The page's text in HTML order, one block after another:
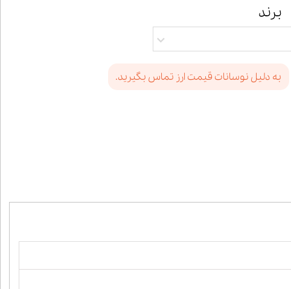
برند
به دلیل نوسانات قیمت ارز تماس بگیرید.